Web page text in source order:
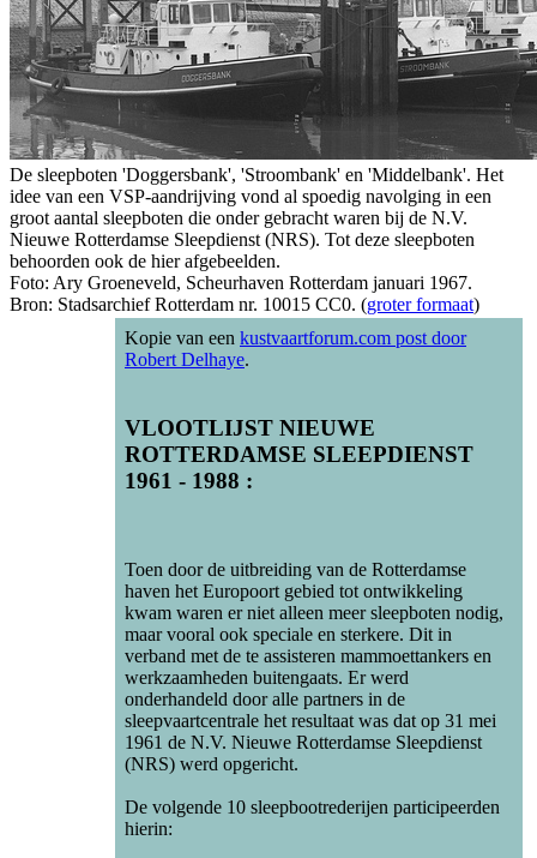
De sleepboten 'Doggersbank', 'Stroombank' en 'Middelbank'. Het
idee van een VSP-aandrijving vond al spoedig navolging in een
groot aantal sleepboten die onder gebracht waren bij de N.V.
Nieuwe Rotterdamse Sleepdienst (NRS). Tot deze sleepboten
behoorden ook de hier afgebeelden.
Foto: Ary Groeneveld, Scheurhaven Rotterdam januari 1967.
Bron: Stadsarchief Rotterdam nr. 10015 CC0. (groter formaat)
Kopie van een kustvaartforum.com post door
Robert Delhaye.
VLOOTLIJST NIEUWE
ROTTERDAMSE SLEEPDIENST
1961 - 1988 :
Toen door de uitbreiding van de Rotterdamse
haven het Europoort gebied tot ontwikkeling
kwam waren er niet alleen meer sleepboten nodig,
maar vooral ook speciale en sterkere. Dit in
verband met de te assisteren mammoettankers en
werkzaamheden buitengaats. Er werd
onderhandeld door alle partners in de
sleepvaartcentrale het resultaat was dat op 31 mei
1961 de N.V. Nieuwe Rotterdamse Sleepdienst
(NRS) werd opgericht.
De volgende 10 sleepbootrederijen participeerden
hierin: